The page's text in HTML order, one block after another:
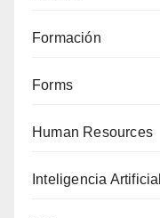
Formación
Forms
Human Resources
Inteligencia Artificial